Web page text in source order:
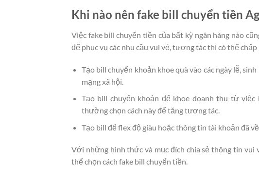
Khi nào nên fake bill chuyển tiền
Việc fake bill chuyển tiền của bất kỳ ngân hàng nào
để phục vụ các nhu cầu vui vẻ, tương tác thì có thể
Tạo bill chuyển khoản khoe quà vào các ngày lễ,
mạng xã hội.
Tạo bill chuyển khoản để khoe doanh thu từ
thường chọn cách này để tăng tương tác.
Tạo bill để flex độ giàu hoặc thông tin tài khoản đã
Với những hình thức và mục đích chia sẻ thông tin
thể chọn cách fake bill chuyển tiền.